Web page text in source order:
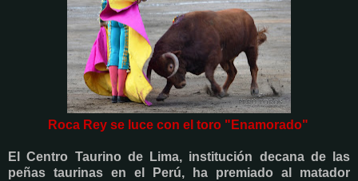
Roca Rey se luce con el toro "Enamorado"
El Centro Taurino de Lima, institución decana de las
peñas taurinas en el Perú, ha premiado al matador